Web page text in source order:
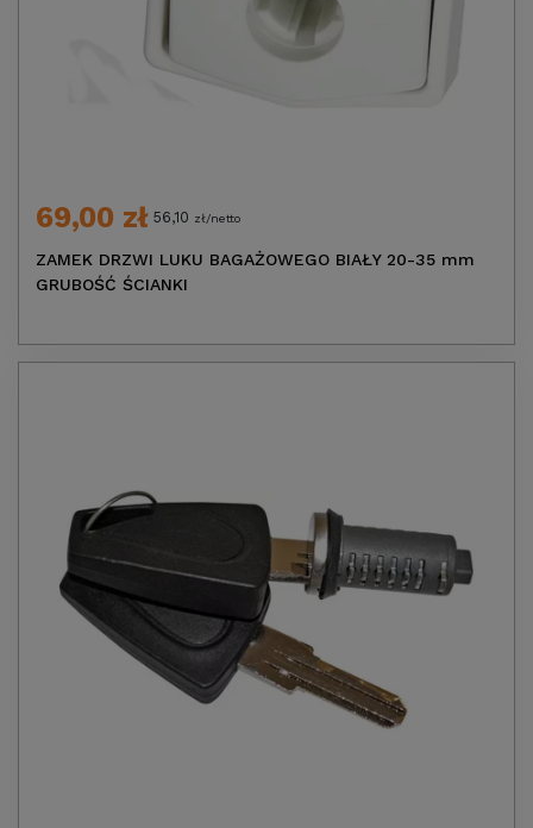
69,00 zł 56,10 zł/netto
ZAMEK DRZWI LUKU BAGAŻOWEGO BIAŁY 20-35 mm
GRUBOŚĆ ŚCIANKI